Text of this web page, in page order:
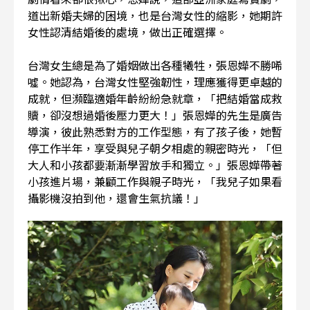
道出新婚夫婦的困境，也是台灣女性的縮影，她期許
女性認清結婚後的處境，做出正確選擇。
台灣女生總是為了婚姻做出各種犧牲，張恩嬅不勝唏
噓。她認為，台灣女性堅強韌性，理應獲得更卓越的
成就，但瀕臨適婚年齡紛紛急就章，「把結婚當成救
贖，卻沒想過婚後壓力更大！」張恩嬅的先生是廣告
導演，彼此熟悉對方的工作型態，有了孩子後，她暫
停工作半年，享受與兒子朝夕相處的親密時光，「但
大人和小孩都要漸漸學習放手和獨立。」張恩嬅帶著
小孩進片場，兼顧工作與親子時光，「我兒子如果看
攝影機沒拍到他，還會生氣抗議！」